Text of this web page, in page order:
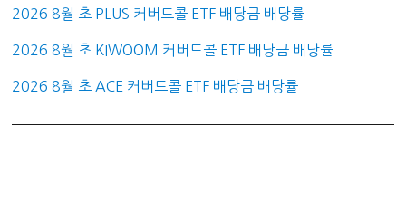
2026 8월 초 PLUS 커버드콜 ETF 배당금 배당률
2026 8월 초 KIWOOM 커버드콜 ETF 배당금 배당률
2026 8월 초 ACE 커버드콜 ETF 배당금 배당률